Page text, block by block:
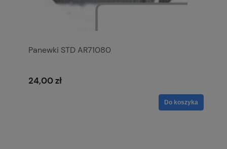
Panewki STD AR71080
24,00 zł
Do koszyka